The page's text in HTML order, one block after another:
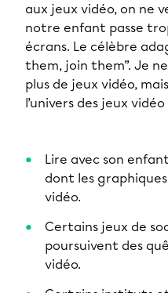
aux jeux vidéo, on ne
notre enfant passe
écrans. Le célèbre
them, join them”. Je
plus de jeux vidéo,
l’univers des jeux
Lire avec son
dont les
vidéo.
Certains jeux de
poursuivent des
vidéo.